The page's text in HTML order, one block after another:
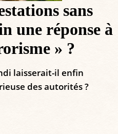
sans
une réponse à
» ?
laisserait-il enfin
des autorités ?